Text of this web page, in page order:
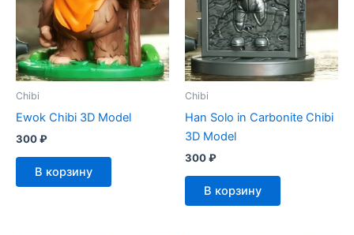
Chibi
Ewok Chibi 3D Model
300₽
В корзину
Chibi
Han Solo in Carbonite Chibi
3D Model
300₽
В корзину